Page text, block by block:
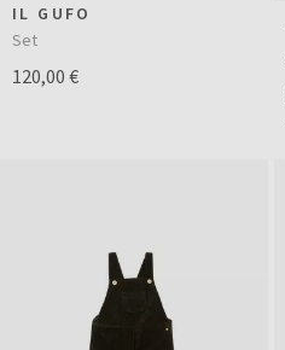
IL GUFO
Set
120,00 €